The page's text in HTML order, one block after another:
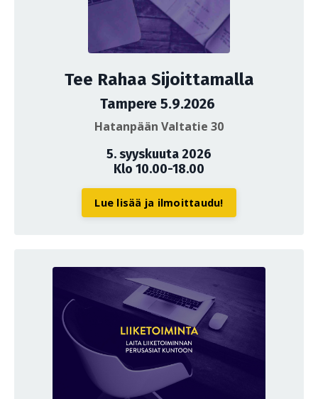
Tee Rahaa Sijoittamalla
Tampere 5.9.2026
Hatanpään Valtatie 30
5. syyskuuta 2026
Klo 10.00-18.00
Lue lisää ja ilmoittaudu!